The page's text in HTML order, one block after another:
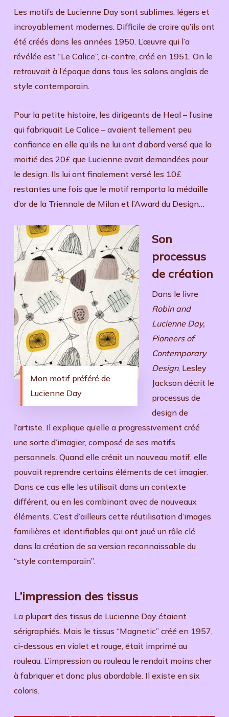
Les motifs de Lucienne Day sont sublimes, légers et
incroyablement modernes. Difficile de croire qu’ils ont
été créés dans les années 1950. L’œuvre qui l’a
révélée est “Le Calice”, ci-contre, créé en 1951. On le
retrouvait à l’époque dans tous les salons anglais de
style contemporain.
Pour la petite histoire, les dirigeants de Heal – l’usine
qui fabriquait Le Calice – avaient tellement peu
confiance en elle qu’ils ne lui ont d’abord versé que la
moitié des 20£ que Lucienne avait demandées pour
le design. Ils lui ont finalement versé les 10£
restantes une fois que le motif remporta la médaille
d’or de la Triennale de Milan et l’Award du Design…
Mon motif préféré de
Lucienne Day
Son
processus
de création
Dans le livre
Robin and
Lucienne Day,
Pioneers of
Contemporary
Design, Lesley
Jackson décrit le
processus de
design de
l’artiste. Il explique qu’elle a progressivement créé
une sorte d’imagier, composé de ses motifs
personnels. Quand elle créait un nouveau motif, elle
pouvait reprendre certains éléments de cet imagier.
Dans ce cas elle les utilisait dans un contexte
différent, ou en les combinant avec de nouveaux
éléments. C’est d’ailleurs cette réutilisation d’images
familières et identifiables qui ont joué un rôle clé
dans la création de sa version reconnaissable du
“style contemporain”.
L’impression des tissus
La plupart des tissus de Lucienne Day étaient
sérigraphiés. Mais le tissus “Magnetic” créé en 1957,
ci-dessous en violet et rouge, était imprimé au
rouleau. L’impression au rouleau le rendait moins cher
à fabriquer et donc plus abordable. Il existe en six
coloris.